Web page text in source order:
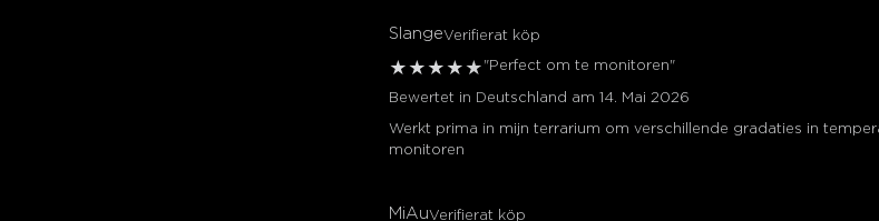
SlangeVerifierat köp
★ ★ ★ ★ ★ "Perfect om te monitoren"
Bewertet in Deutschland am 14. Mai 2026
Werkt prima in mijn terrarium om verschillende gradaties in
monitoren
MiAuVerifierat köp